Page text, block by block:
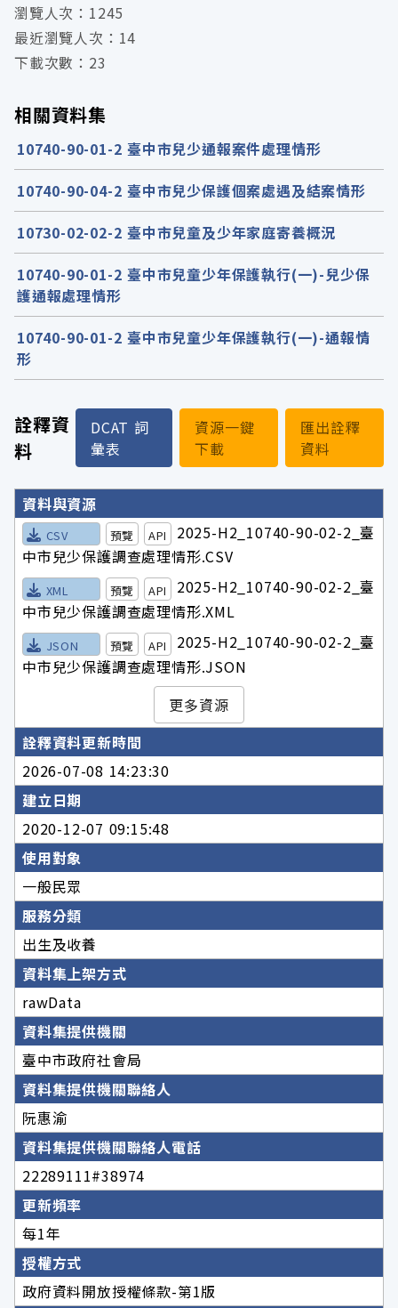
詮釋資
料
DCAT 詞
彙表
資源一鍵
下載
匯出詮釋
資料
詮釋資料詳細內容
資料與資源
CSV 預覽 API
2025-H2_10740-90-02-2_臺
中市兒少保護調查處理情形.CSV
XML 預覽 API
2025-H2_10740-90-02-2_臺
中市兒少保護調查處理情形.XML
JSON 預覽 API
2025-H2_10740-90-02-2_臺
中市兒少保護調查處理情形.JSON
更多資源
詮釋資料更新時間
2026-07-08 14:23:30
建立日期
2020-12-07 09:15:48
使用對象
一般民眾
服務分類
出生及收養
資料集上架方式
rawData
資料集提供機關
臺中市政府社會局
資料集提供機關聯絡人
阮惠渝
資料集提供機關聯絡人電話
22289111#38974
更新頻率
每1年
授權方式
政府資料開放授權條款-第1版
瀏覽人次：1245
最近瀏覽人次：14
下載次數：23
相關資料集
10740-90-01-2 臺中市兒少通報案件處理情形
10740-90-04-2 臺中市兒少保護個案處遇及結案情形
10730-02-02-2 臺中市兒童及少年家庭寄養概況
10740-90-01-2 臺中市兒童少年保護執行(一)-兒少保
護通報處理情形
10740-90-01-2 臺中市兒童少年保護執行(一)-通報情
形